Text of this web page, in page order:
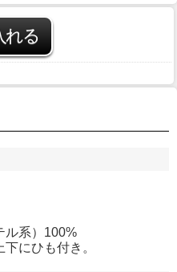
ル系）100%
にひも付き。